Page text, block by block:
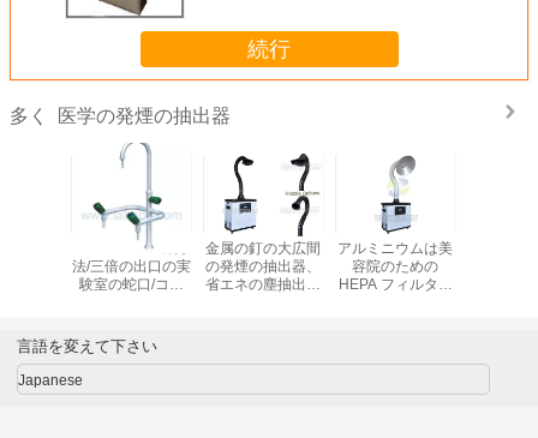
続行
多く 医学の発煙の抽出器
衛生検査隊の化学
薬品の収納キャビ
ネット
衛生検査隊の化学
薬品の収納キャビ
ネット
安いステンレス鋼
機能発煙のフード
言語を変えて下さい
Japanese